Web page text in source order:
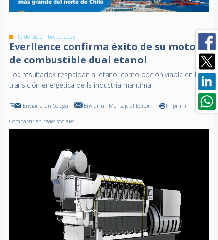
10 de Diciembre de 2025
Everllence confirma éxito de su motor
de combustible dual etanol
Los resultados respaldan al etanol como opción viable en la
transición energética de la industria marítima
Enviar a un Colega Enviar un Mensaje al Editor Imprimir
Compartir en redes sociales